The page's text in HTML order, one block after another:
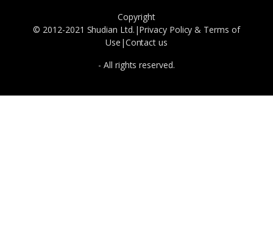
Copyright
© 2012-2021 Shudian Ltd.|Privacy Policy & Terms of
Use |Contact us
- All rights reserved.